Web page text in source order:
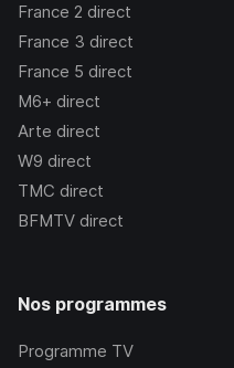
France 2 direct
France 3 direct
France 5 direct
M6+ direct
Arte direct
W9 direct
TMC direct
BFMTV direct
Nos programmes
Programme TV